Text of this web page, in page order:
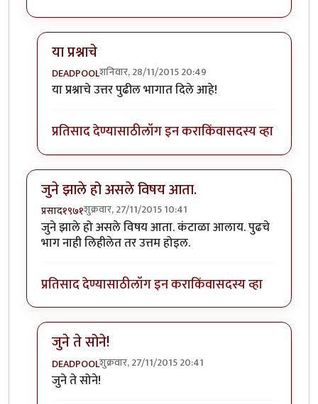
या प्रश्नाचे
DEADPOOLशनिवार, 28/11/2015 20:49
In reply toक्लीन बोल्ड !!byनीलमोहर
या प्रश्नाचे उत्तर पुढील भागात दिले आहे!
प्रतिसाद देण्यासाठीलॉग इन कराकिंवासदस्य व्हा
जुने झाले हो असले विषय आता.
प्रसाद१९७१शुक्रवार, 27/11/2015 10:41
जुने झाले हो असले विषय आता. कंटाळा आलाय. पुढचे
भाग नाही लिहीलेत तर उत्तम होइल.
प्रतिसाद देण्यासाठीलॉग इन कराकिंवासदस्य व्हा
जुने ते सोने!
DEADPOOLशुक्रवार, 27/11/2015 20:41
In reply to
जुने ते सोने!